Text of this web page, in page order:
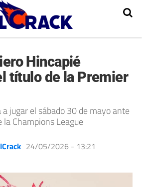
Hincapié
título de la Premier
jugar el sábado 30 de mayo ante
la Champions League
24/05/2026 - 13:21